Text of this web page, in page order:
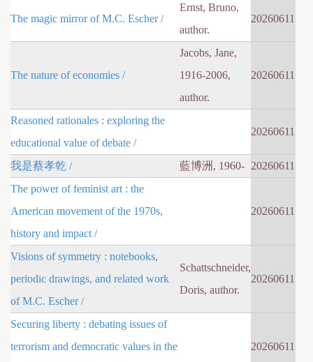
The magic mirror of M.C. Escher /
Ernst, Bruno,
author.
20260611
The nature of economies /
Jacobs, Jane,
1916-2006,
author.
20260611
Reasoned rationales : exploring the
educational value of debate /
20260611
我是蔡孝乾 / 藍博洲, 1960- 20260611
The power of feminist art : the
American movement of the 1970s,
history and impact /
20260611
Visions of symmetry : notebooks,
periodic drawings, and related work
of M.C. Escher /
Schattschneider,
Doris, author.
20260611
Securing liberty : debating issues of
terrorism and democratic values in the
20260611